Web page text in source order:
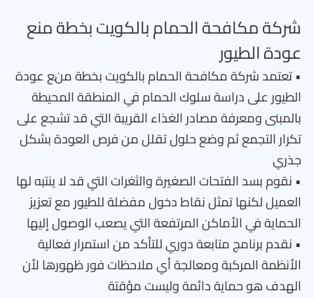
شركة مكافحة الحمام بالكويت بخطة منع
عودة الطيور
• تعتمد شركة مكافحة الحمام بالكويت بخطة منع عودة
الطيور على دراسة سلوك الحمام في المنطقة المحيطة
بالمبنى ومعرفة مصادر الغذاء القريبة التي قد تشجع على
تكرار التجمع ثم وضع حلول تقلل من فرص العودة بشكل
جذري
• نقوم بسد الفتحات الصغيرة والثغرات التي قد لا ينتبه لها
العميل لكنها تمثل نقاط دخول مفضلة للطيور مع تعزيز
الحماية في الأماكن المرتفعة التي يصعب الوصول إليها
• نقدم برنامج متابعة دوري للتأكد من استمرار فعالية
الأنظمة المركبة ومعالجة أي ملاحظات فور ظهورها لأن
الهدف هو حماية دائمة وليست مؤقتة